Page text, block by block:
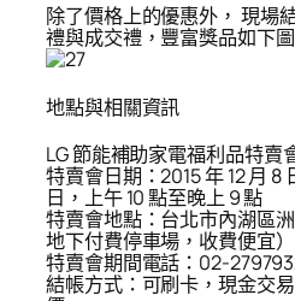
除了價格上的優惠外， 現場
禮與成交禮，豐富獎品如下
地點與相關資訊
LG 節能補助家電福利品特賣
特賣會日期：2015 年 12 月 8
日，上午 10 點至晚上 9 點
特賣會地點：台北市內湖區洲
地下付費停車場，收費便宜）
特賣會期間電話：02-
結帳方式：可刷卡，現金交